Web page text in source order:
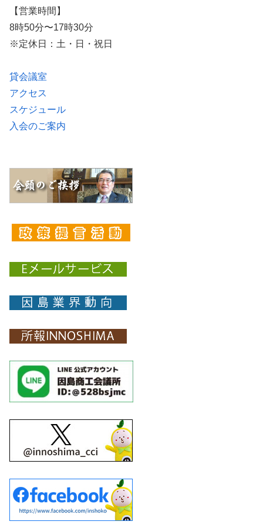
【営業時間】
8時50分〜17時30分
※定休日：土・日・祝日
貸会議室
アクセス
スケジュール
入会のご案内